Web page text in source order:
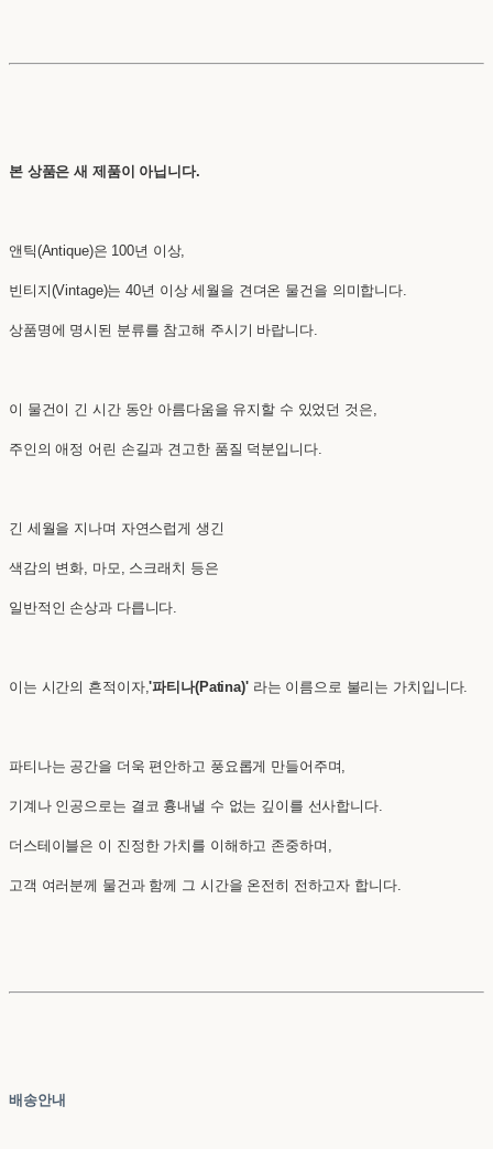
본 상품은 새 제품이 아닙니다.
앤틱(Antique)은 100년 이상,
빈티지(Vintage)는 40년 이상 세월을 견뎌온 물건을 의미합니다.
상품명에 명시된 분류를 참고해 주시기 바랍니다.
이 물건이 긴 시간 동안 아름다움을 유지할 수 있었던 것은,
주인의 애정 어린 손길과 견고한 품질 덕분입니다.
긴 세월을 지나며 자연스럽게 생긴
색감의 변화, 마모, 스크래치 등은
일반적인 손상과 다릅니다.
이는 시간의 흔적이자,'파티나(Patina)'라는 이름으로 불리는 가치입니다.
파티나는 공간을 더욱 편안하고 풍요롭게 만들어주며,
기계나 인공으로는 결코 흉내낼 수 없는 깊이를 선사합니다.
더스테이블은 이 진정한 가치를 이해하고 존중하며,
고객 여러분께 물건과 함께 그 시간을 온전히 전하고자 합니다.
배송안내